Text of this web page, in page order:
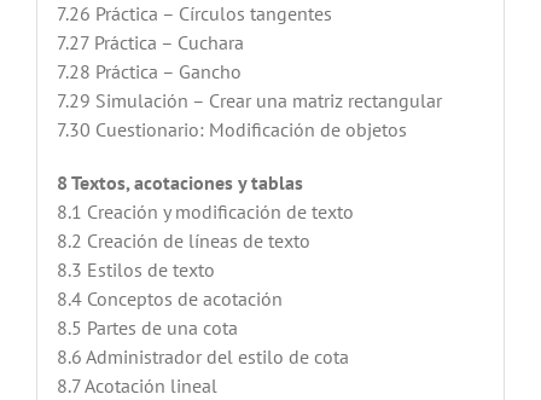
7.26 Práctica – Círculos tangentes
7.27 Práctica – Cuchara
7.28 Práctica – Gancho
7.29 Simulación – Crear una matriz rectangular
7.30 Cuestionario: Modificación de objetos
8 Textos, acotaciones y tablas
8.1 Creación y modificación de texto
8.2 Creación de líneas de texto
8.3 Estilos de texto
8.4 Conceptos de acotación
8.5 Partes de una cota
8.6 Administrador del estilo de cota
8.7 Acotación lineal